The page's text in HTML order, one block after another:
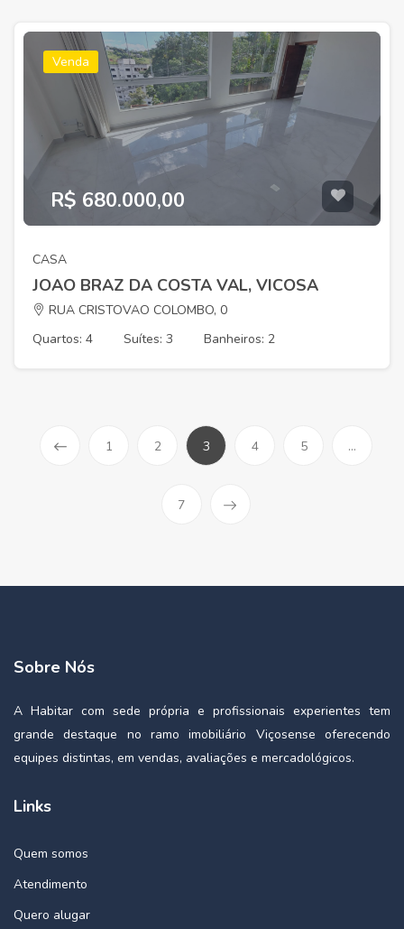
Venda
R$ 680.000,00
CASA
JOAO BRAZ DA COSTA VAL, VICOSA
RUA CRISTOVAO COLOMBO, 0
Quartos: 4
Suítes: 3 Banheiros: 2
1 2 3 4 5 ...
7
Sobre Nós
A Habitar com sede própria e profissionais experientes tem
grande destaque no ramo imobiliário Viçosense oferecendo
equipes distintas, em vendas, avaliações e mercadológicos.
Links
Quem somos
Atendimento
Quero alugar